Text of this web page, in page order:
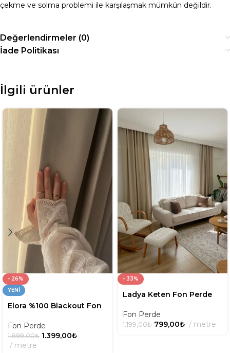
çekme ve solma problemi ile karşılaşmak mümkün değildir.
Değerlendirmeler (0)
İade Politikası
İlgili ürünler
- 26%
YENI
Elora %100 Blackout Fon
Fon Perde
1.899,00₺ 1.399,00₺
metre
- 33%
Ladya Keten Fon Perde
Fon Perde
1.199,00₺ 799,00₺ metre